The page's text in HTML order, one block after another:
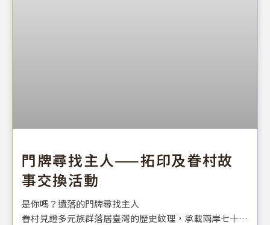
門牌尋找主人——拓印及眷村故
事交換活動
是你嗎？遺落的門牌尋找主人
眷村見證多元族群落居臺灣的歷史紋理，承載兩岸七十多